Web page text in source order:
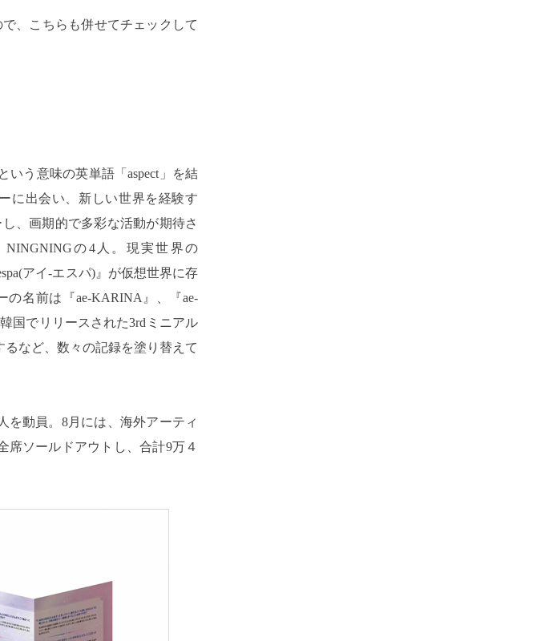
、こちらも併せてチェックして
いう意味の英単語「aspect」を結
に出会い、新しい世界を経験す
、画期的で多彩な活動が期待さ
の4人。現実世界の
アイ-エスパ)』が仮想世界に存
の名前は『ae-KARINA』、『ae-
国でリリースされた3rdミニアル
など、数々の記録を塗り替えて
を動員。8月には、海外アーティ
席ソールドアウトし、合計9万４